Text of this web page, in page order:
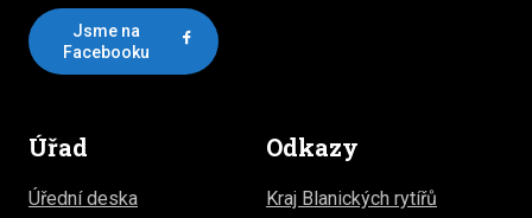
Jsme na
Facebooku
Úřad
Úřední deska
Odkazy
Kraj Blanických rytířů